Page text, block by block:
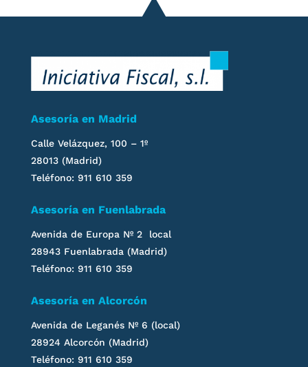
Asesoría en Madrid
Calle Velázquez, 100 – 1º
28013 (Madrid)
Teléfono: 911 610 359
Asesoría en Fuenlabrada
Avenida de Europa Nº 2 local
28943 Fuenlabrada (Madrid)
Teléfono: 911 610 359
Asesoría en Alcorcón
Avenida de Leganés Nº 6 (local)
28924 Alcorcón (Madrid)
Teléfono: 911 610 359